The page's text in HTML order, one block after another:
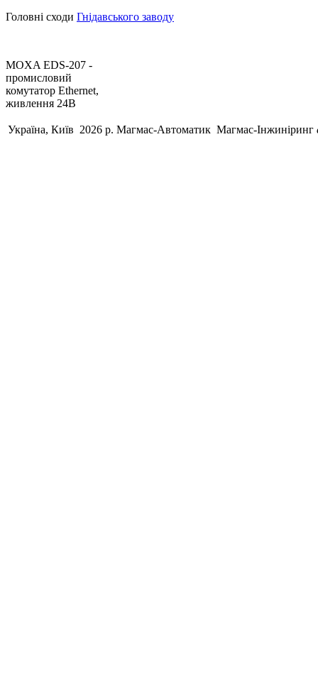
Головні сходи Гнідавського заводу
MOXA EDS-207 -
промисловий
комутатор Ethernet,
живлення 24В
Україна, Київ 2026 р. Магмас-Автоматик Магмас-Інжиніринг